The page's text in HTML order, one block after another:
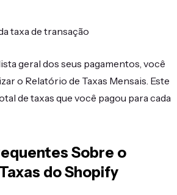
taxa de transação
geral dos seus pagamentos, você
o Relatório de Taxas Mensais. Este
de taxas que você pagou para cada
Sobre o
do Shopify